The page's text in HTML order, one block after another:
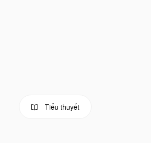
 Tiểu thuyết